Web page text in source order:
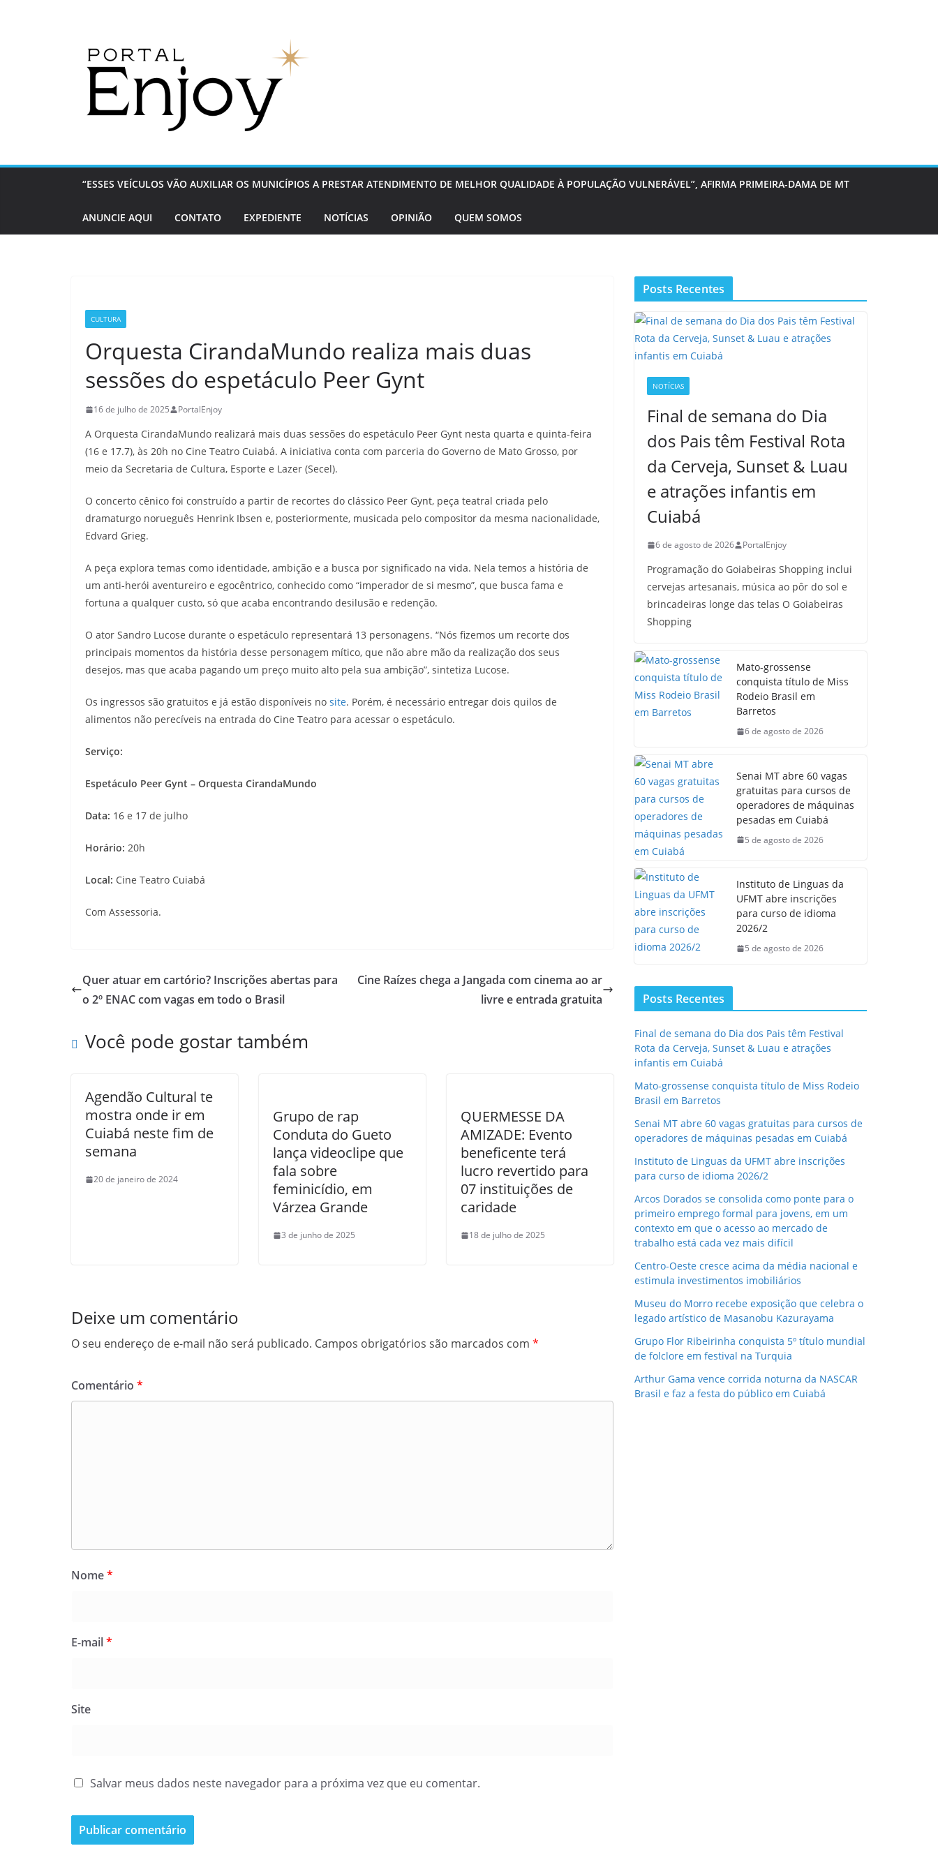
“ESSES VEÍCULOS VÃO AUXILIAR OS MUNICÍPIOS A PRESTAR ATENDIMENTO DE MELHOR QUALIDADE À POPULAÇÃO VULNERÁVEL”, AFIRMA PRIMEIRA-DAMA DE MT
ANUNCIE AQUI CONTATO EXPEDIENTE NOTÍCIAS OPINIÃO QUEM SOMOS
CULTURA
Orquesta CirandaMundo realiza mais duas
sessões do espetáculo Peer Gynt
16 de julho de 2025 PortalEnjoy
A Orquesta CirandaMundo realizará mais duas sessões do espetáculo Peer Gynt nesta quarta e quinta-feira
(16 e 17.7), às 20h no Cine Teatro Cuiabá. A iniciativa conta com parceria do Governo de Mato Grosso, por
meio da Secretaria de Cultura, Esporte e Lazer (Secel).
O concerto cênico foi construído a partir de recortes do clássico Peer Gynt, peça teatral criada pelo
dramaturgo norueguês Henrink Ibsen e, posteriormente, musicada pelo compositor da mesma nacionalidade,
Edvard Grieg.
A peça explora temas como identidade, ambição e a busca por significado na vida. Nela temos a história de
um anti-herói aventureiro e egocêntrico, conhecido como “imperador de si mesmo”, que busca fama e
fortuna a qualquer custo, só que acaba encontrando desilusão e redenção.
O ator Sandro Lucose durante o espetáculo representará 13 personagens. “Nós fizemos um recorte dos
principais momentos da história desse personagem mítico, que não abre mão da realização dos seus
desejos, mas que acaba pagando um preço muito alto pela sua ambição”, sintetiza Lucose.
Os ingressos são gratuitos e já estão disponíveis no site. Porém, é necessário entregar dois quilos de
alimentos não perecíveis na entrada do Cine Teatro para acessar o espetáculo.
Serviço:
Espetáculo Peer Gynt – Orquesta CirandaMundo
Data: 16 e 17 de julho
Horário: 20h
Local: Cine Teatro Cuiabá
Com Assessoria.
Quer atuar em cartório? Inscrições abertas para
o 2º ENAC com vagas em todo o Brasil
Cine Raízes chega a Jangada com cinema ao ar
livre e entrada gratuita
Você pode gostar também
Agendão Cultural te
mostra onde ir em
Cuiabá neste fim de
semana
20 de janeiro de 2024
Grupo de rap
Conduta do Gueto
lança videoclipe que
fala sobre
feminicídio, em
Várzea Grande
3 de junho de 2025
QUERMESSE DA
AMIZADE: Evento
beneficente terá
lucro revertido para
07 instituições de
caridade
18 de julho de 2025
Deixe um comentário
O seu endereço de e-mail não será publicado. Campos obrigatórios são marcados com *
Comentário *
Nome*
E-mail*
Site
Salvar meus dados neste navegador para a próxima vez que eu comentar.
Posts Recentes
NOTÍCIAS
Final de semana do Dia
dos Pais têm Festival Rota
da Cerveja, Sunset & Luau
e atrações infantis em
Cuiabá
6 de agosto de 2026 PortalEnjoy
Programação do Goiabeiras Shopping inclui
cervejas artesanais, música ao pôr do sol e
brincadeiras longe das telas O Goiabeiras
Shopping
Mato-grossense
conquista título de Miss
Rodeio Brasil em
Barretos
6 de agosto de 2026
Senai MT abre 60 vagas
gratuitas para cursos de
operadores de máquinas
pesadas em Cuiabá
5 de agosto de 2026
Instituto de Linguas da
UFMT abre inscrições
para curso de idioma
2026/2
5 de agosto de 2026
Posts Recentes
Final de semana do Dia dos Pais têm Festival
Rota da Cerveja, Sunset & Luau e atrações
infantis em Cuiabá
Mato-grossense conquista título de Miss Rodeio
Brasil em Barretos
Senai MT abre 60 vagas gratuitas para cursos de
operadores de máquinas pesadas em Cuiabá
Instituto de Linguas da UFMT abre inscrições
para curso de idioma 2026/2
Arcos Dorados se consolida como ponte para o
primeiro emprego formal para jovens, em um
contexto em que o acesso ao mercado de
trabalho está cada vez mais difícil
Centro-Oeste cresce acima da média nacional e
estimula investimentos imobiliários
Museu do Morro recebe exposição que celebra o
legado artístico de Masanobu Kazurayama
Grupo Flor Ribeirinha conquista 5º título mundial
de folclore em festival na Turquia
Arthur Gama vence corrida noturna da NASCAR
Brasil e faz a festa do público em Cuiabá